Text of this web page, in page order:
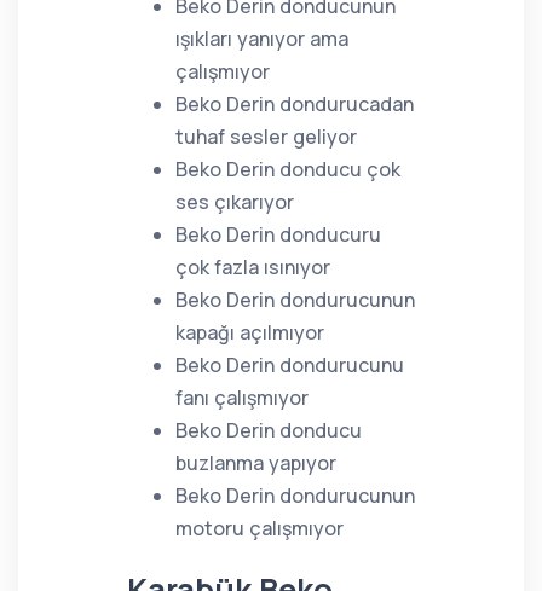
Beko Derin donducunun
ışıkları yanıyor ama
çalışmıyor
Beko Derin dondurucadan
tuhaf sesler geliyor
Beko Derin donducu çok
ses çıkarıyor
Beko Derin donducuru
çok fazla ısınıyor
Beko Derin dondurucunun
kapağı açılmıyor
Beko Derin dondurucunu
fanı çalışmıyor
Beko Derin donducu
buzlanma yapıyor
Beko Derin dondurucunun
motoru çalışmıyor